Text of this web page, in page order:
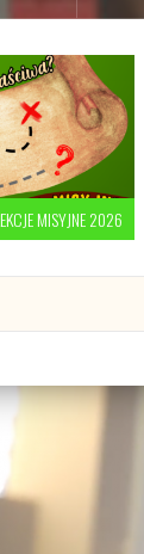
MISYJNE 2026